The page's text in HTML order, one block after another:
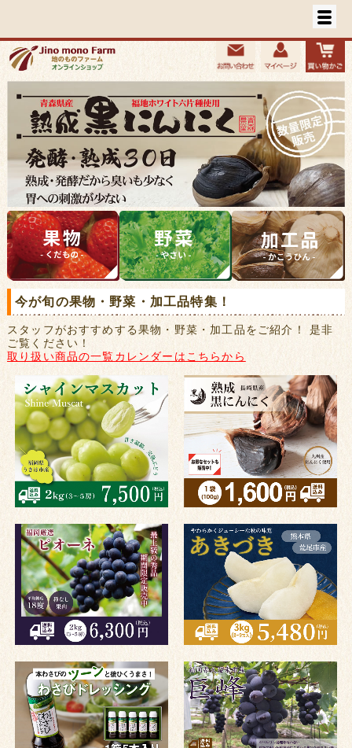
今が旬の果物・野菜・加工品特集！
スタッフがおすすめする果物・野菜・加工品をご紹介！ 是非
ご覧ください！
取り扱い商品の一覧カレンダーはこちらから